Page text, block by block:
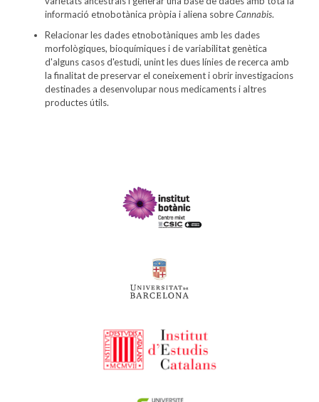
informació etnobotànica pròpia i aliena sobreCannabis.
Relacionar les dades etnobotàniques amb les dades
morfològiques, bioquímiques i de variabilitat genètica
d'alguns casos d'estudi, unint les dues línies de recerca amb
la finalitat de preservar el coneixement i obrir investigacions
destinades a desenvolupar nous medicaments i altres
productes útils.